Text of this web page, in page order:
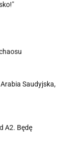
Saudyjska,
A2. Będę